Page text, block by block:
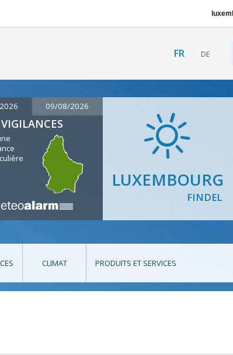
FR DE
09/08/2026
VIGILANCES
LUXEMBOURG
FINDEL
CLIMAT PRODUITS ET SERVICES